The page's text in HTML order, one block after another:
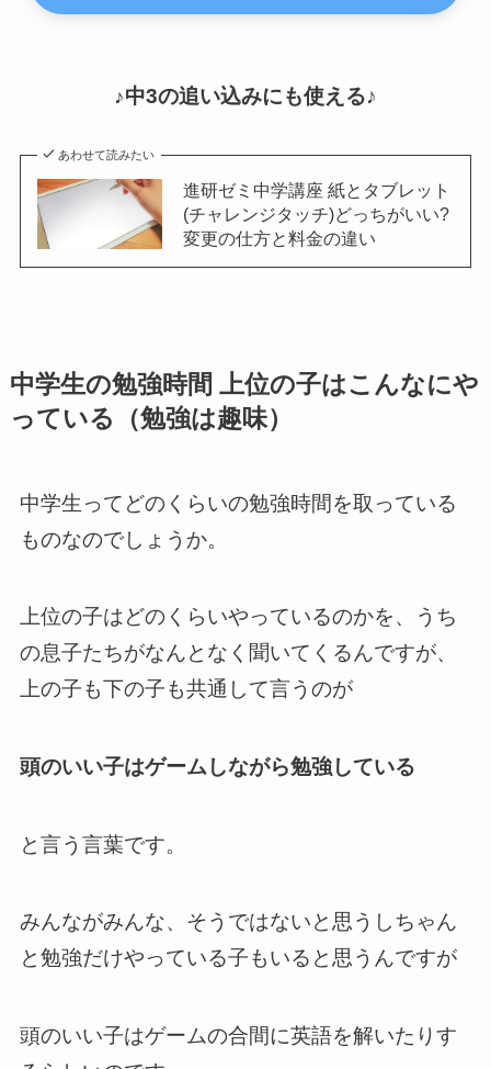
♪中3の追い込みにも使える♪
あわせて読みたい
進研ゼミ中学講座 紙とタブレット
(チャレンジタッチ)どっちがいい?
変更の仕方と料金の違い
中学生の勉強時間 上位の子はこんなにや
っている（勉強は趣味）
中学生ってどのくらいの勉強時間を取っている
ものなのでしょうか。
上位の子はどのくらいやっているのかを、うち
の息子たちがなんとなく聞いてくるんですが、
上の子も下の子も共通して言うのが
頭のいい子はゲームしながら勉強している
と言う言葉です。
みんながみんな、そうではないと思うしちゃん
と勉強だけやっている子もいると思うんですが
頭のいい子はゲームの合間に英語を解いたりす